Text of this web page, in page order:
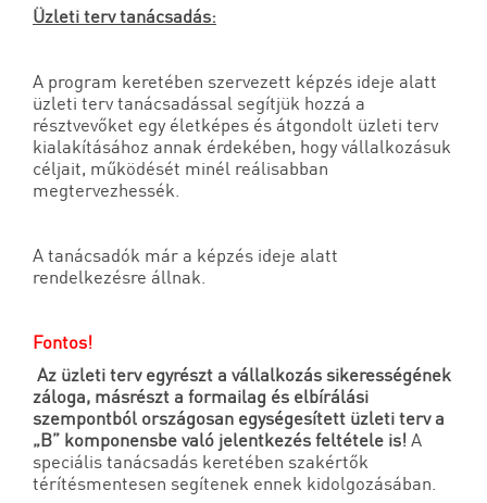
Üzleti terv tanácsadás:
A program keretében szervezett képzés ideje alatt
üzleti terv tanácsadással segítjük hozzá a
résztvevőket egy életképes és átgondolt üzleti terv
kialakításához annak érdekében, hogy vállalkozásuk
céljait, működését minél reálisabban
megtervezhessék.
A tanácsadók már a képzés ideje alatt
rendelkezésre állnak.
Fontos!
Az üzleti terv egyrészt a vállalkozás sikerességének
záloga, másrészt a formailag és elbírálási
szempontból országosan egységesített üzleti terv a
„B” komponensbe való jelentkezés feltétele is!A
speciális tanácsadás keretében szakértők
térítésmentesen segítenek ennek kidolgozásában.